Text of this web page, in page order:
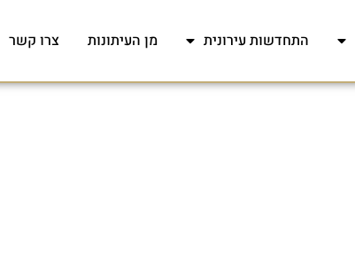
התחדשות עירונית מן העיתונות צרו קשר